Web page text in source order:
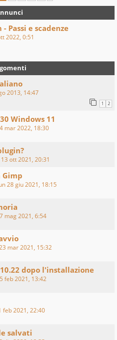
Passi e scadenze
2022, 0:51
2013, 14:47
1 2
Windows 11
mar 2022, 18:30
ott 2021, 20:31
28 giu 2021, 18:15
mag 2021, 6:54
mar 2021, 15:32
dopo l'installazione
feb 2021, 13:42
feb 2021, 22:40
salvati